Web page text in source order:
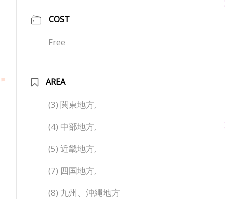
COST
Free
AREA
(3) 関東地方,
(4) 中部地方,
(5) 近畿地方,
(7) 四国地方,
(8) 九州、沖縄地方